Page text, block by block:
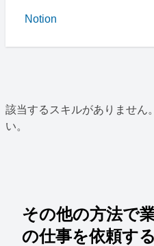
Notion
該当するスキルがありません
い。
その他の方法で
の仕事を依頼する